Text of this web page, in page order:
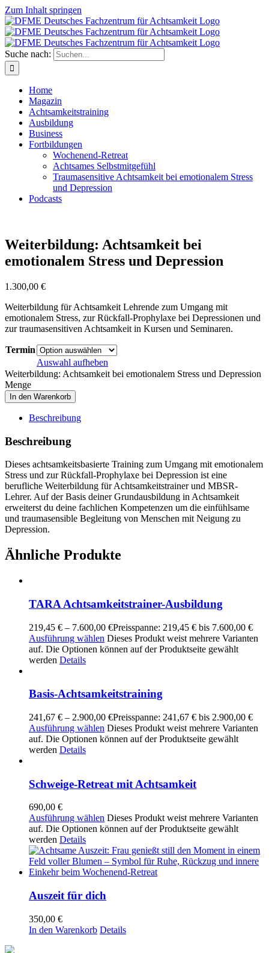
Zum Inhalt springen
Suche nach:
Home
Magazin
Achtsamkeitstraining
Ausbildung
Business
Fortbildungen
Wochenend-Retreat
Achtsames Selbstmitgefühl
Traumasensitive Achtsamkeit bei emotionalem Stress
und Depression
Podcasts
Weiterbildung: Achtsamkeit bei
emotionalem Stress und Depression
1.300,00 €
Weiterbildung für Achtsamkeit Lehrende zum Umgang mit
emotionalem Stress, zur Rückfall-Prophylaxe bei Depressionen und
zur traumasensitiven Achtsamkeit in Kursen und Seminaren.
Termin
Auswahl aufheben
Weiterbildung: Achtsamkeit bei emotionalem Stress und Depression
Menge
In den Warenkorb
Beschreibung
Beschreibung
Dieses achtsamkeitsbasierte Training zum Umgang mit emotionalem
Stress und zur Rückfall-Prophylaxe bei Depression ist eine
berufliche Weiterbildung für Achtsamkeitstrainer und MBSR-
Lehrer. Auf der Basis deiner Grundausbildung in Achtsamkeit
erweiterst du deine fachlichen Kompetenzen um die einfühlsame
und traumasensible Begleitung von Menschen mit Neigung zu
Depression.
Ähnliche Produkte
TARA Achtsamkeitstrainer-Ausbildung
219,45 € – 7.600,00 €Preisspanne: 219,45 € bis 7.600,00 €
Ausführung wählen Dieses Produkt weist mehrere Varianten
auf. Die Optionen können auf der Produktseite gewählt
werden Details
Basis-Achtsamkeitstraining
241,67 € – 2.900,00 €Preisspanne: 241,67 € bis 2.900,00 €
Ausführung wählen Dieses Produkt weist mehrere Varianten
auf. Die Optionen können auf der Produktseite gewählt
werden Details
Schweige-Retreat mit Achtsamkeit
690,00 €
Ausführung wählen Dieses Produkt weist mehrere Varianten
auf. Die Optionen können auf der Produktseite gewählt
werden Details
Auszeit für dich
350,00 €
In den Warenkorb Details